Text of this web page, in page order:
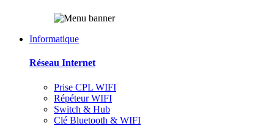
Informatique
Réseau Internet
Prise CPL WIFI
Répéteur WIFI
Switch & Hub
Clé Bluetooth & WIFI